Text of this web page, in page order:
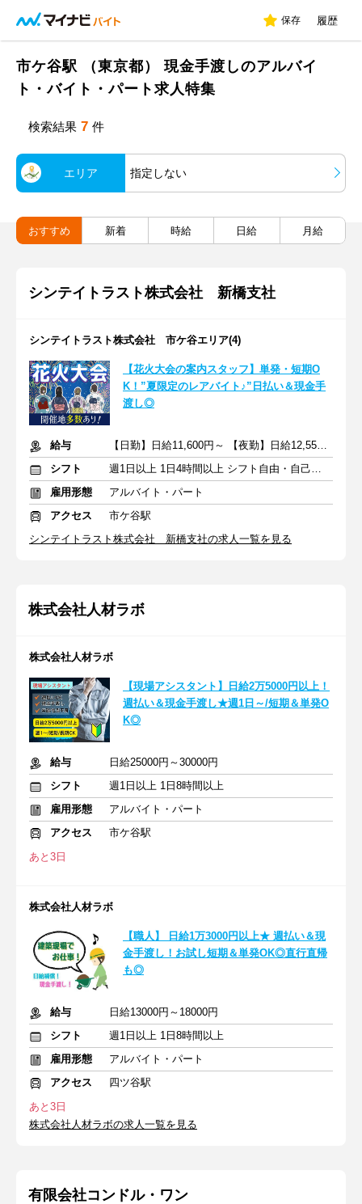
保存 履歴
市ケ谷駅 （東京都） 現金手渡しのアルバイ
ト・バイト・パート求人特集
検索結果 7 件
エリア 指定しない
おすすめ 新着 時給 日給 月給
シンテイトラスト株式会社 新橋支社
シンテイトラスト株式会社 市ケ谷エリア(4)
【花火大会の案内スタッフ】単発・短期O
K！”夏限定のレアバイト♪”日払い＆現金手
渡し◎
給与
【日勤】日給11,600円～ 【夜勤】日給12,550円～
シフト
週1日以上 1日4時間以上 シフト自由・自己申告
雇用形態
アルバイト・パート
アクセス
市ケ谷駅
シンテイトラスト株式会社 新橋支社の求人一覧を見る
株式会社人材ラボ
株式会社人材ラボ
【現場アシスタント】日給2万5000円以上！
週払い＆現金手渡し★週1日～/短期＆単発O
K◎
給与
日給25000円～30000円
シフト
週1日以上 1日8時間以上
雇用形態
アルバイト・パート
アクセス
市ケ谷駅
あと3日
株式会社人材ラボ
【職人】 日給1万3000円以上★ 週払い＆現
金手渡し！お試し短期＆単発OK◎直行直帰
も◎
給与
日給13000円～18000円
シフト
週1日以上 1日8時間以上
雇用形態
アルバイト・パート
アクセス
四ツ谷駅
あと3日
株式会社人材ラボの求人一覧を見る
有限会社コンドル・ワン